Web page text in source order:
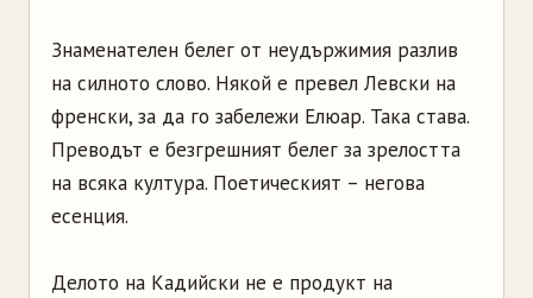
Знаменателен белег от неудържимия разлив
на силното слово. Някой е превел Левски на
френски, за да го забележи Елюар. Така става.
Преводът е безгрешният белег за зрелостта
на всяка култура. Поетическият – негова
есенция.
Делото на Кадийски не е продукт на